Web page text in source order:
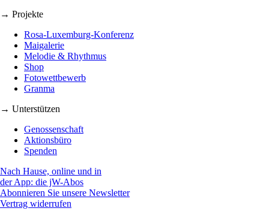
→ Projekte
Rosa-Luxemburg-Konferenz
Maigalerie
Melodie & Rhythmus
Shop
Fotowettbewerb
Granma
→ Unterstützen
Genossenschaft
Aktionsbüro
Spenden
Nach Hause, online und in
der App: die jW-Abos
Abonnieren Sie unsere Newsletter
Vertrag widerrufen